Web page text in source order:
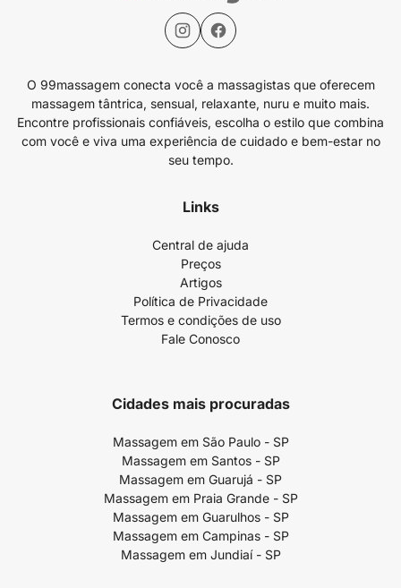
O 99massagem conecta você a massagistas que oferecem
massagem tântrica, sensual, relaxante, nuru e muito mais.
Encontre profissionais confiáveis, escolha o estilo que combina
com você e viva uma experiência de cuidado e bem-estar no
seu tempo.
Links
Central de ajuda
Preços
Artigos
Política de Privacidade
Termos e condições de uso
Fale Conosco
Cidades mais procuradas
Massagem em São Paulo - SP
Massagem em Santos - SP
Massagem em Guarujá - SP
Massagem em Praia Grande - SP
Massagem em Guarulhos - SP
Massagem em Campinas - SP
Massagem em Jundiaí - SP